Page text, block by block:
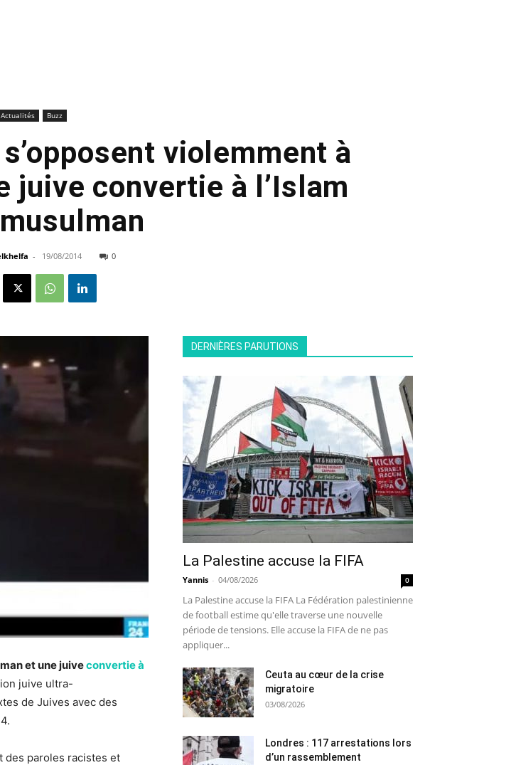
Actualités Buzz
violemment à
juive convertie à l’Islam
- 19/08/2014 0
et une juiveconvertie à
juive ultra-
de Juives avec des
des paroles racistes et
DERNIÈRES PARUTIONS
La Palestine accuse la FIFA
Yannis - 04/08/2026 0
La Palestine accuse la FIFA La Fédération palestinienne
de football estime qu'elle traverse une nouvelle
période de tensions. Elle accuse la FIFA de ne pas
appliquer...
Ceuta au cœur de la crise
migratoire
03/08/2026
Londres : 117 arrestations lors
d’un rassemblement